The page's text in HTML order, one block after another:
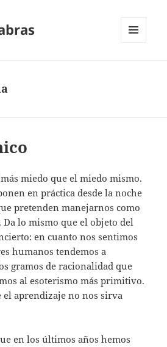
miedo que el miedo mismo.
en práctica desde la noche
pretenden manejarnos como
Da lo mismo que el objeto del
en cuanto nos sentimos
humanos tendemos a
gramos de racionalidad que
al esoterismo más primitivo.
el aprendizaje no nos sirva
en los últimos años hemos